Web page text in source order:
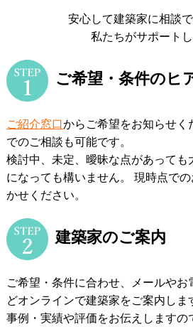
安心して建築家に相談で
私たちがサポートし
ご希望・条件のヒ
ご紹介窓口 からご希望をお知らせく
でのご相談も可能です。
検討中、未定、曖昧な点があっても
になっても構いません。
現時点で
かせください。
建築家のご案内
ご希望・条件に合わせ、メールやお
どオンラインで建築家をご案内しま
事例・実績や評価をお伝えしますの